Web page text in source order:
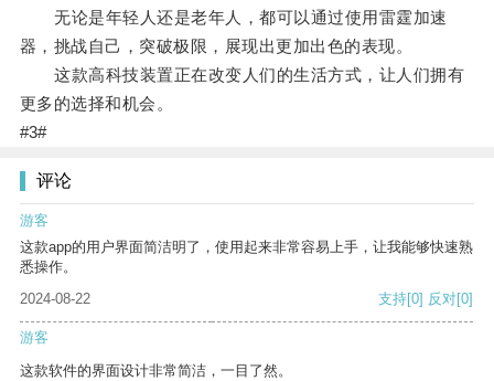
无论是年轻人还是老年人，都可以通过使用雷霆加速
器，挑战自己，突破极限，展现出更加出色的表现。
这款高科技装置正在改变人们的生活方式，让人们拥有
更多的选择和机会。
#3#
评论
游客
这款app的用户界面简洁明了，使用起来非常容易上手，让我能够快速熟
悉操作。
2024-08-22
支持[0] 反对[0]
游客
这款软件的界面设计非常简洁，一目了然。